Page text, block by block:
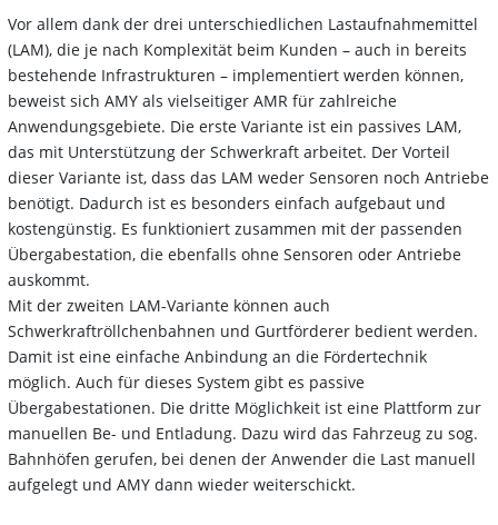
Vor allem dank der drei unterschiedlichen Lastaufnahmemittel
(LAM), die je nach Komplexität beim Kunden – auch in bereits
bestehende Infrastrukturen – implementiert werden können,
beweist sich AMY als vielseitiger AMR für zahlreiche
Anwendungsgebiete. Die erste Variante ist ein passives LAM,
das mit Unterstützung der Schwerkraft arbeitet. Der Vorteil
dieser Variante ist, dass das LAM weder Sensoren noch Antriebe
benötigt. Dadurch ist es besonders einfach aufgebaut und
kostengünstig. Es funktioniert zusammen mit der passenden
Übergabestation, die ebenfalls ohne Sensoren oder Antriebe
auskommt.
Mit der zweiten LAM-Variante können auch
Schwerkraftröllchenbahnen und Gurtförderer bedient werden.
Damit ist eine einfache Anbindung an die Fördertechnik
möglich. Auch für dieses System gibt es passive
Übergabestationen. Die dritte Möglichkeit ist eine Plattform zur
manuellen Be- und Entladung. Dazu wird das Fahrzeug zu sog.
Bahnhöfen gerufen, bei denen der Anwender die Last manuell
aufgelegt und AMY dann wieder weiterschickt.